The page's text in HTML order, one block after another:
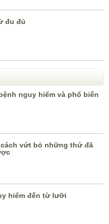
đu đủ
nguy hiểm và phổ biến
vứt bỏ những thứ đã
hiểm đến từ lưỡi